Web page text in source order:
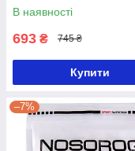
В наявності
693 ₴ 745 ₴
Купити
–7%